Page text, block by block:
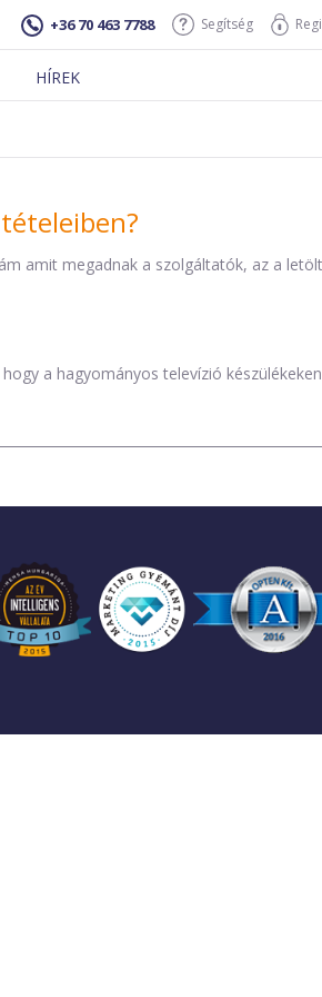
+36 70 463 7788 Segítség
HÍREK
amit megadnak a szolgáltatók, az a
a hagyományos televízió